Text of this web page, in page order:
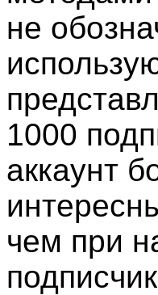
не
1000
аккаунт
чем при